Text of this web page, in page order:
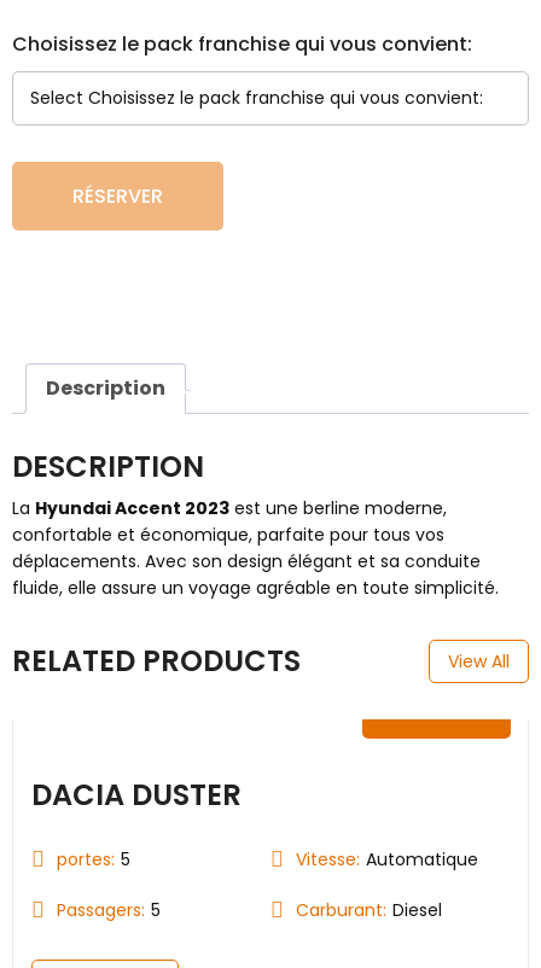
Choisissez le pack franchise qui vous convient:
RÉSERVER
Description
DESCRIPTION
La Hyundai Accent 2023 est une berline moderne,
confortable et économique, parfaite pour tous vos
déplacements. Avec son design élégant et sa conduite
fluide, elle assure un voyage agréable en toute simplicité.
RELATED PRODUCTS View All
35.00€
DACIA DUSTER
portes: 5 Vitesse: Automatique
Passagers: 5 Carburant: Diesel